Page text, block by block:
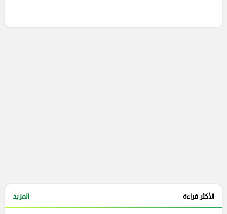
الأكثر قراءة المزيد